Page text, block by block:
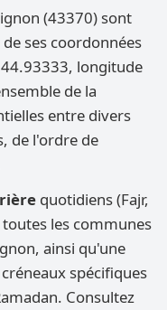
(43370) sont
ses coordonnées
longitude
de la
entre divers
de l'ordre de
quotidiens (Fajr,
les communes
ainsi qu'une
spécifiques
Consultez